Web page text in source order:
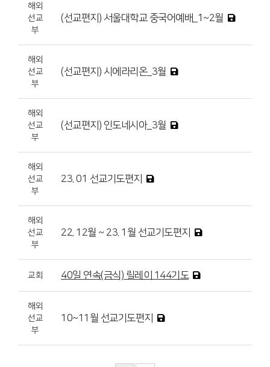
해외
선교
부
(선교편지) 서울대학교 중국어예배_1~2월
해외
선교
부
(선교편지) 시에라리온_3월
해외
선교
부
(선교편지) 인도네시아_3월
해외
선교
부
23. 01 선교기도편지
해외
선교
부
22. 12월 ~ 23. 1월 선교기도편지
교회 40일 연속(금식) 릴레이 144기도
해외
선교
부
10~11월 선교기도편지